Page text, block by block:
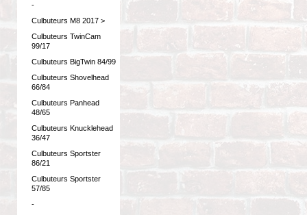
-
Culbuteurs M8 2017 >
Culbuteurs TwinCam
99/17
Culbuteurs BigTwin 84/99
Culbuteurs Shovelhead
66/84
Culbuteurs Panhead
48/65
Culbuteurs Knucklehead
36/47
Culbuteurs Sportster
86/21
Culbuteurs Sportster
57/85
-